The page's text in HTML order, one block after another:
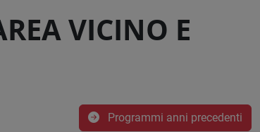
VICINO E
Programmi anni precedenti